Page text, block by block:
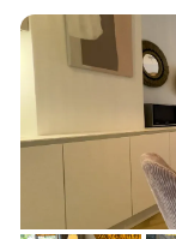
uniques : frises de
élégant, et baies